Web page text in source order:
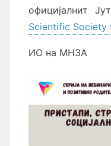
официјалнит
Scientific Society
ИО на МНЗА